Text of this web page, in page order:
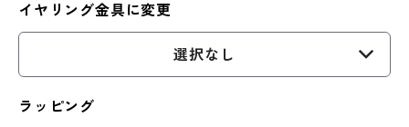
イヤリング金具に変更
選択なし
ラッピング